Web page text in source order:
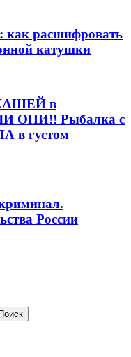
как расшифровать
катушки
в
Рыбалка с
в густом
России